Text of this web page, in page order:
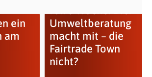
ein
am
Faire Woche: Die:
Umweltberatung
macht mit – die
Fairtrade Town
nicht?